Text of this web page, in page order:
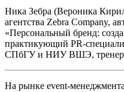
Ника Зебра (Вероника
агентства Zebra Company,
«Персональный бренд:
практикующий PR-
СПбГУ и НИУ ВШЭ, тренер
На рынке event-менеджмента